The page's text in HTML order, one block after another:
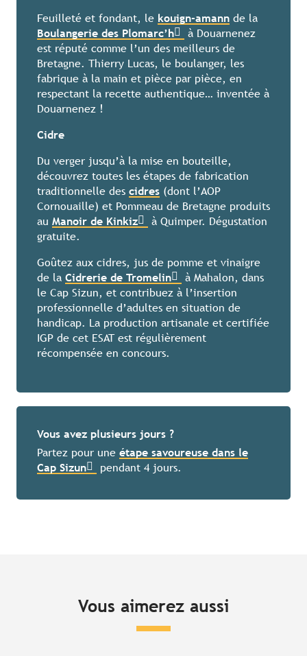
Feuilleté et fondant, le kouign-amann de la
Boulangerie des Plomarc’h
à Douarnenez
est réputé comme l’un des meilleurs de
Bretagne. Thierry Lucas, le boulanger, les
fabrique à la main et pièce par pièce, en
respectant la recette authentique… inventée à
Douarnenez !
Cidre
Du verger jusqu’à la mise en bouteille,
découvrez toutes les étapes de fabrication
traditionnelle des cidres (dont l’AOP
Cornouaille) et Pommeau de Bretagne produits
au Manoir de Kinkiz
à Quimper. Dégustation
gratuite.
Goûtez aux cidres, jus de pomme et vinaigre
de la Cidrerie de Tromelin
à Mahalon, dans
le Cap Sizun, et contribuez à l’insertion
professionnelle d’adultes en situation de
handicap. La production artisanale et certifiée
IGP de cet ESAT est régulièrement
récompensée en concours.
Vous avez plusieurs jours ?
Partez pour une étape savoureuse dans le
Cap Sizun
pendant 4 jours.
Vous aimerez aussi